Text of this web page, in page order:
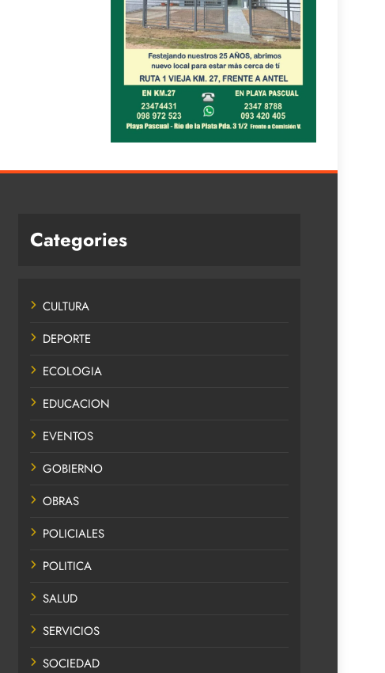
Categories
CULTURA
DEPORTE
ECOLOGIA
EDUCACION
EVENTOS
GOBIERNO
OBRAS
POLICIALES
POLITICA
SALUD
SERVICIOS
SOCIEDAD